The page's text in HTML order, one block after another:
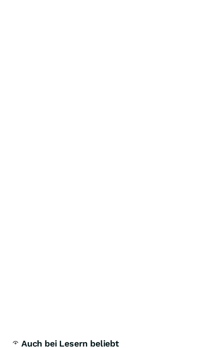
Auch bei Lesern beliebt